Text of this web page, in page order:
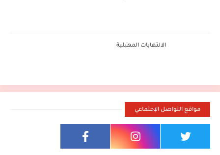
الالتهابات المهبلية
مواقع التواصل الإجتماعي